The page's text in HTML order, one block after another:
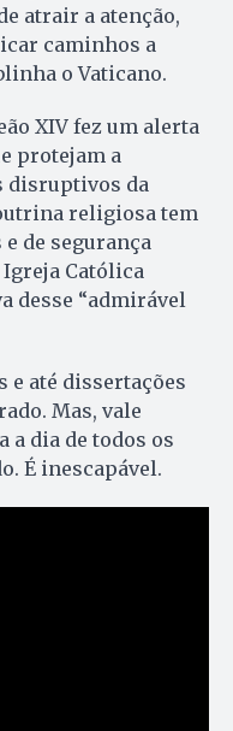
atrair a atenção,
caminhos a
o Vaticano.
XIV fez um alerta
protejam a
disruptivos da
religiosa tem
de segurança
Igreja Católica
desse “admirável
e até dissertações
Mas, vale
a dia de todos os
É inescapável.